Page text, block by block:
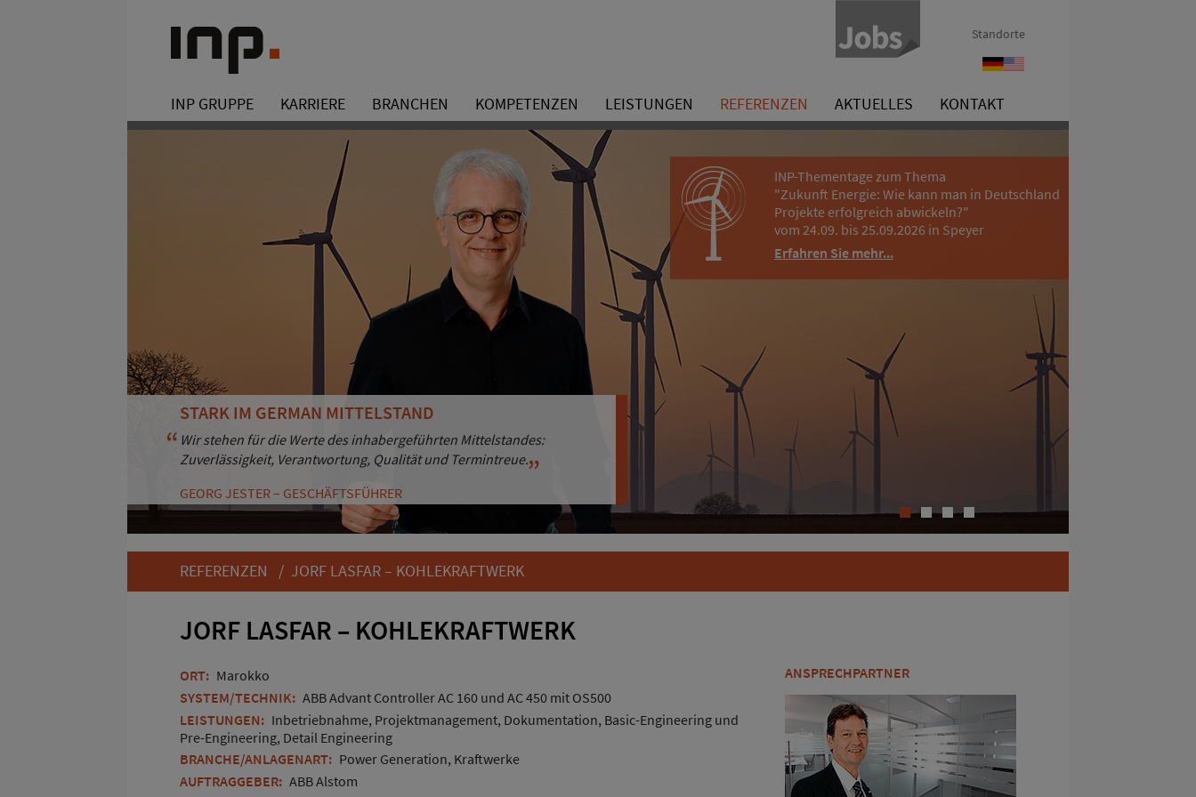
Standorte
INP GRUPPE KARRIERE BRANCHEN KOMPETENZEN LEISTUNGEN REFERENZEN AKTUELLES KONTAKT
Referenzen
References
INP-Thementage zum Thema
"Zukunft Energie: Wie kann man in Deutschland
Projekte erfolgreich abwickeln?"
vom 24.09. bis 25.09.2026 in Speyer
Erfahren Sie mehr...
STARK IM GERMAN MITTELSTAND
Wir stehen für die Werte des inhabergeführten Mittelstandes:
Zuverlässigkeit, Verantwortung, Qualität und Termintreue.
GEORG JESTER – GESCHÄFTSFÜHRER
BESTÄNDIGKEIT UND KUNDENORIENTIERUNG
Durch Professionalität und Zuverlässigkeit punkten wir bei unseren
Kunden. Und das seit mehr als 30 Jahren.
ANDREAS HAASS – GESCHÄFTSFÜHRER
1
2 3 4
REFERENZEN / JORF LASFAR – KOHLEKRAFTWERK
JORF LASFAR – KOHLEKRAFTWERK
ORT: Marokko
SYSTEM/TECHNIK: ABB Advant Controller AC 160 und AC 450 mit OS500
LEISTUNGEN: Inbetriebnahme, Projektmanagement, Dokumentation, Basic-Engineering und
Pre-Engineering, Detail Engineering
BRANCHE/ANLAGENART: Power Generation, Kraftwerke
AUFTRAGGEBER: ABB Alstom
ANSPRECHPARTNER